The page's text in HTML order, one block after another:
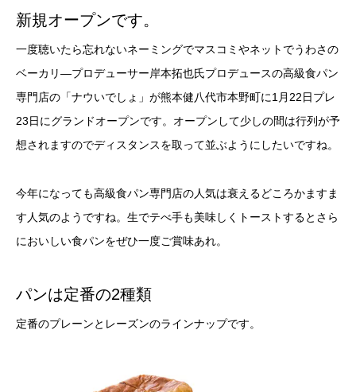
新規オープンです。
一度聴いたら忘れないネーミングでマスコミやネットでうわさの
ベーカリ―プロデューサー岸本拓也氏プロデュースの高級食パン
専門店の「ナウいでしょ」が熊本健八代市本野町に1月22日プレ
23日にグランドオープンです。オープンして少しの間は行列が予
想されますのでディスタンスを取って並ぶようにしたいですね。
今年になっても高級食パン専門店の人気は衰えるどころかますま
す人気のようですね。生でテべ手も美味しくトーストするとさら
においしい食パンをぜひ一度ご賞味あれ。
パンは定番の2種類
定番のプレーンとレーズンのラインナップです。